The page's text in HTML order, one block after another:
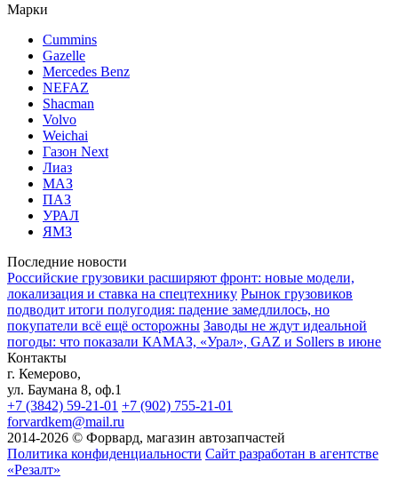
Марки
Cummins
Gazelle
Mercedes Benz
NEFAZ
Shacman
Volvo
Weichai
Газон Next
Лиаз
МАЗ
ПАЗ
УРАЛ
ЯМЗ
Последние новости
Российские грузовики расширяют фронт: новые модели,
локализация и ставка на спецтехнику Рынок грузовиков
подводит итоги полугодия: падение замедлилось, но
покупатели всё ещё осторожны Заводы не ждут идеальной
погоды: что показали КАМАЗ, «Урал», GAZ и Sollers в июне
Контакты
г. Кемерово,
ул. Баумана 8, оф.1
+7 (3842) 59-21-01 +7 (902) 755-21-01
forvardkem@mail.ru
2014-2026 © Форвард, магазин автозапчастей
Политика конфиденциальности Сайт разработан в агентстве
«Резалт»